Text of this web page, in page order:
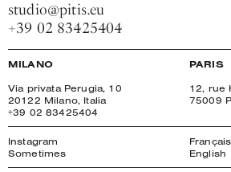
studio@pitis.eu
+39 02 83425404
MILANO
Via privata Perugia, 10
20122 Milano, Italia
+39 02 83425404
PARIS
12, rue
75009
Instagram
Sometimes
Français
English